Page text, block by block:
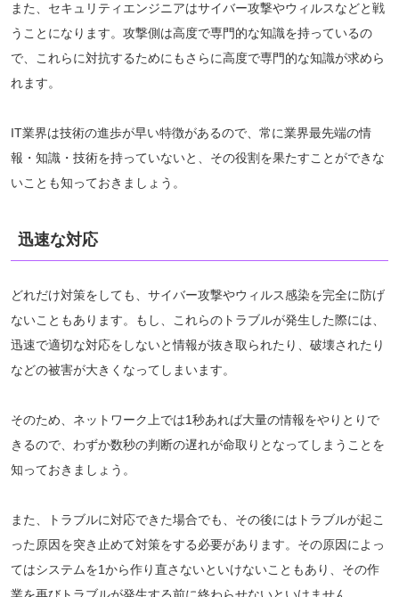
また、セキュリティエンジニアはサイバー攻撃やウィルスなどと戦
うことになります。攻撃側は高度で専門的な知識を持っているの
で、これらに対抗するためにもさらに高度で専門的な知識が求めら
れます。
IT業界は技術の進歩が早い特徴があるので、常に業界最先端の情
報・知識・技術を持っていないと、その役割を果たすことができな
いことも知っておきましょう。
迅速な対応
どれだけ対策をしても、サイバー攻撃やウィルス感染を完全に防げ
ないこともあります。もし、これらのトラブルが発生した際には、
迅速で適切な対応をしないと情報が抜き取られたり、破壊されたり
などの被害が大きくなってしまいます。
そのため、ネットワーク上では1秒あれば大量の情報をやりとりで
きるので、わずか数秒の判断の遅れが命取りとなってしまうことを
知っておきましょう。
また、トラブルに対応できた場合でも、その後にはトラブルが起こ
った原因を突き止めて対策をする必要があります。その原因によっ
てはシステムを1から作り直さないといけないこともあり、その作